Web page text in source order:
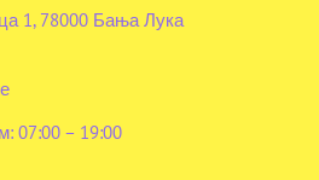
1, 78000 Бања Лука
07:00 – 19:00